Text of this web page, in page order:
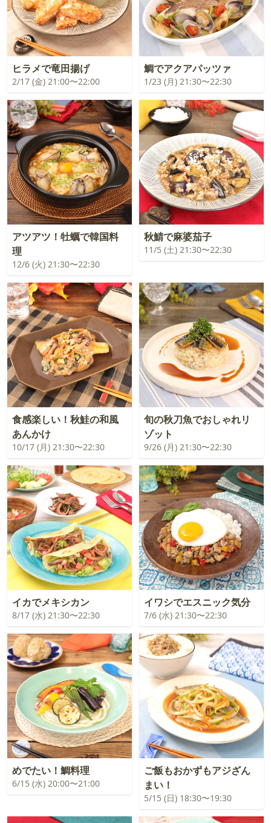
ヒラメで竜田揚げ
2/17 (金) 21:00〜22:00
鯛でアクアパッツァ
1/23 (月) 21:30〜22:30
アツアツ！牡蠣で韓国料
理
12/6 (火) 21:30〜22:30
秋鯖で麻婆茄子
11/5 (土) 21:30〜22:30
食感楽しい！秋鮭の和風
あんかけ
10/17 (月) 21:30〜22:30
旬の秋刀魚でおしゃれリ
ゾット
9/26 (月) 21:30〜22:30
イカでメキシカン
8/17 (水) 21:30〜22:30
イワシでエスニック気分
7/6 (水) 21:30〜22:30
めでたい！鯛料理
6/15 (水) 20:00〜21:00
ご飯もおかずもアジざん
まい！
5/15 (日) 18:30〜19:30